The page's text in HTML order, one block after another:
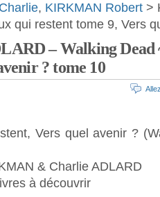
, KIRKMAN Robert >
qui restent tome 9, Vers
– Walking Dead
? tome 10
Vers quel avenir ?
& Charlie ADLARD
à découvrir